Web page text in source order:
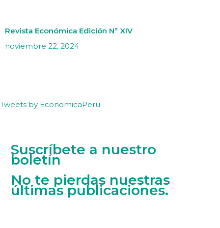
Revista Económica Edición N° XIV
noviembre 22, 2024
Tweets by EconomicaPeru
Suscríbete a nuestro
boletín
No te pierdas nuestras
últimas publicaciones.